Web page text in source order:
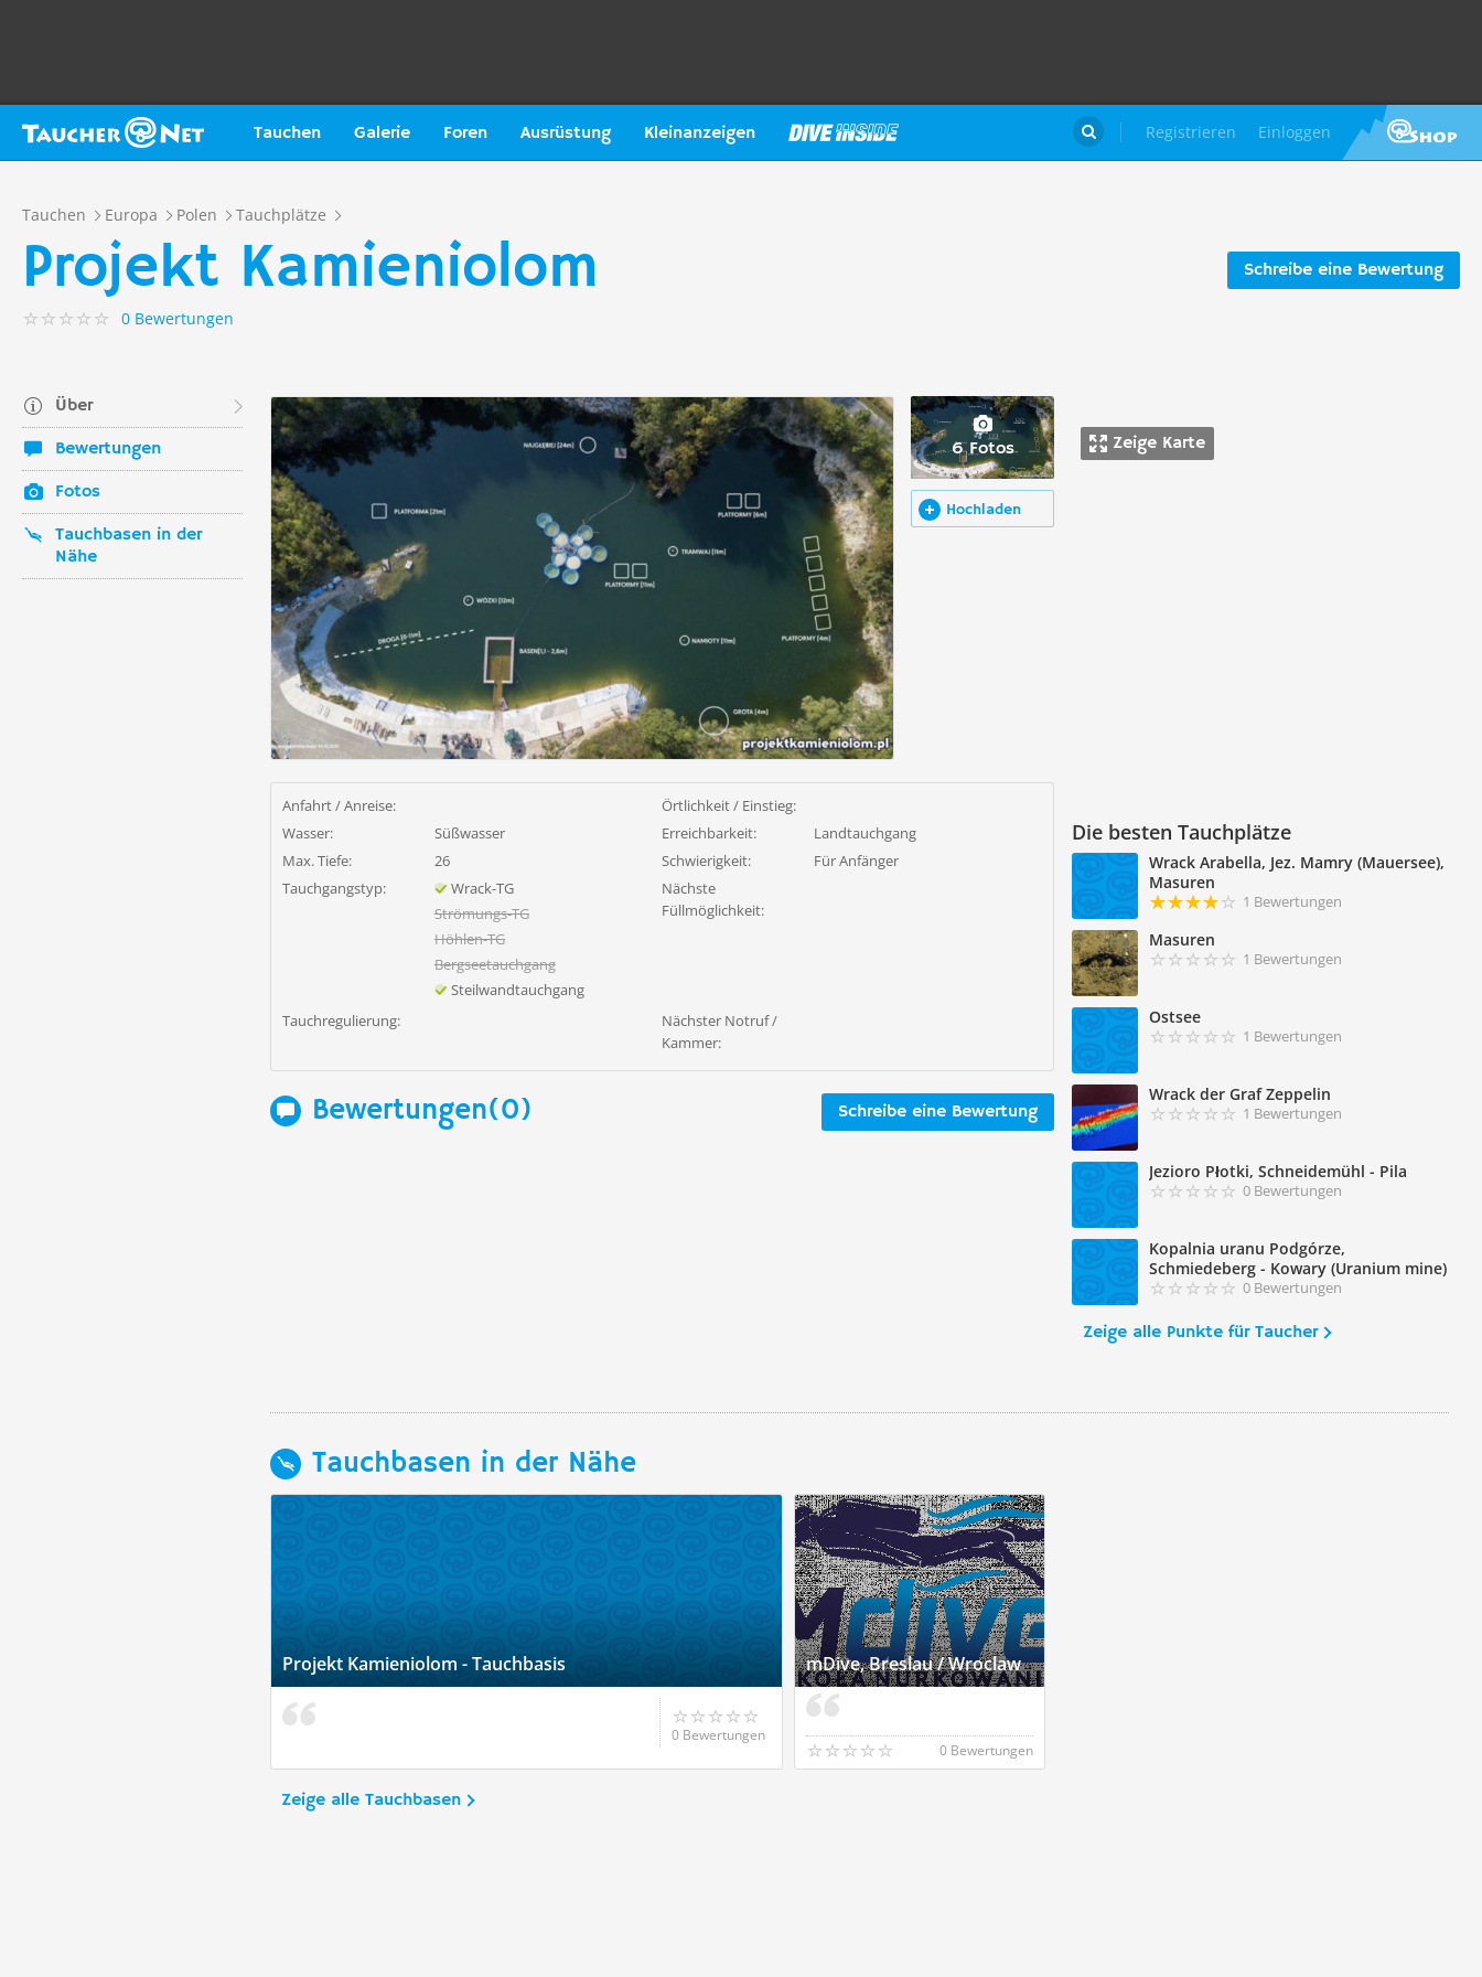
Tauchen Galerie Foren Ausrüstung Kleinanzeigen Registrieren Einloggen

Tauchen Europa Polen Tauchplätze
Schreibe eine Bewertung
Projekt Kamieniolom
0 Bewertungen
Über
Bewertungen
Fotos
Tauchbasen in der
Nähe
Zeige Karte
Die besten Tauchplätze
Wrack Arabella, Jez. Mamry (Mauersee),
Masuren
1 Bewertungen
Masuren
1 Bewertungen
Ostsee
1 Bewertungen
Wrack der Graf Zeppelin
1 Bewertungen
Jezioro Płotki, Schneidemühl - Pila
0 Bewertungen
Kopalnia uranu Podgórze,
Schmiedeberg - Kowary (Uranium mine)
0 Bewertungen
Zeige alle Punkte für Taucher
6 Fotos
Hochladen
Anfahrt / Anreise:
Örtlichkeit / Einstieg:
Wasser:
Süßwasser Erreichbarkeit:
Landtauchgang
Max. Tiefe:
26 Schwierigkeit:
Für Anfänger
Tauchgangstyp:
Wrack-TG
Strömungs-TG
Höhlen-TG
Bergseetauchgang
Steilwandtauchgang
Nächste
Füllmöglichkeit:
Tauchregulierung:
Nächster Notruf /
Kammer:
Schreibe eine Bewertung
Bewertungen(0)
Tauchbasen in der Nähe
Projekt Kamieniolom - Tauchbasis
0 Bewertungen
mDive, Breslau / Wroclaw
0 Bewertungen
Zeige alle Tauchbasen